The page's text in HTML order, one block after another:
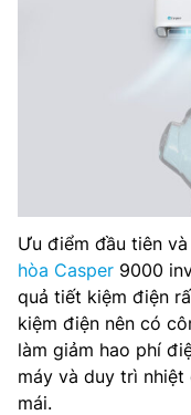
Ưu điểm đầu tiên
hòa Casper 9000
quả tiết kiệm điện
kiệm điện nên có
làm giảm hao phí
máy và duy trì
mái.